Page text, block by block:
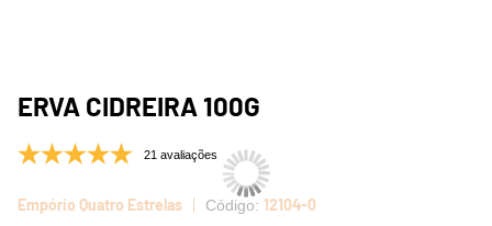
ERVA CIDREIRA 100G
21 avaliações
Empório Quatro Estrelas 12104-0